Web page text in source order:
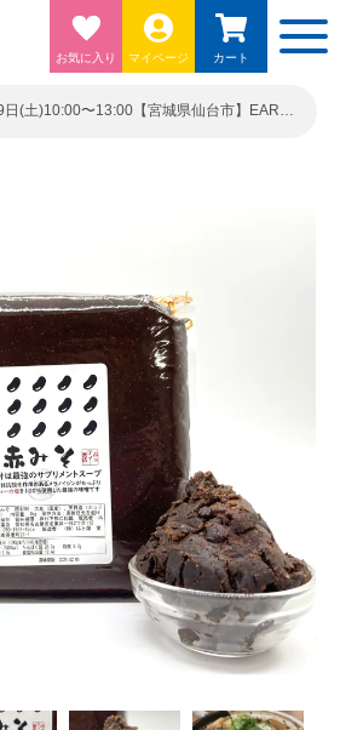
お気に入り マイページ カート
8月29日(土)10:00〜13:00【宮城県仙台市】EARTH BLUE 仙台勾当台ビル5階シード21 宮城県仙台市青葉区上杉１丁目６－１０